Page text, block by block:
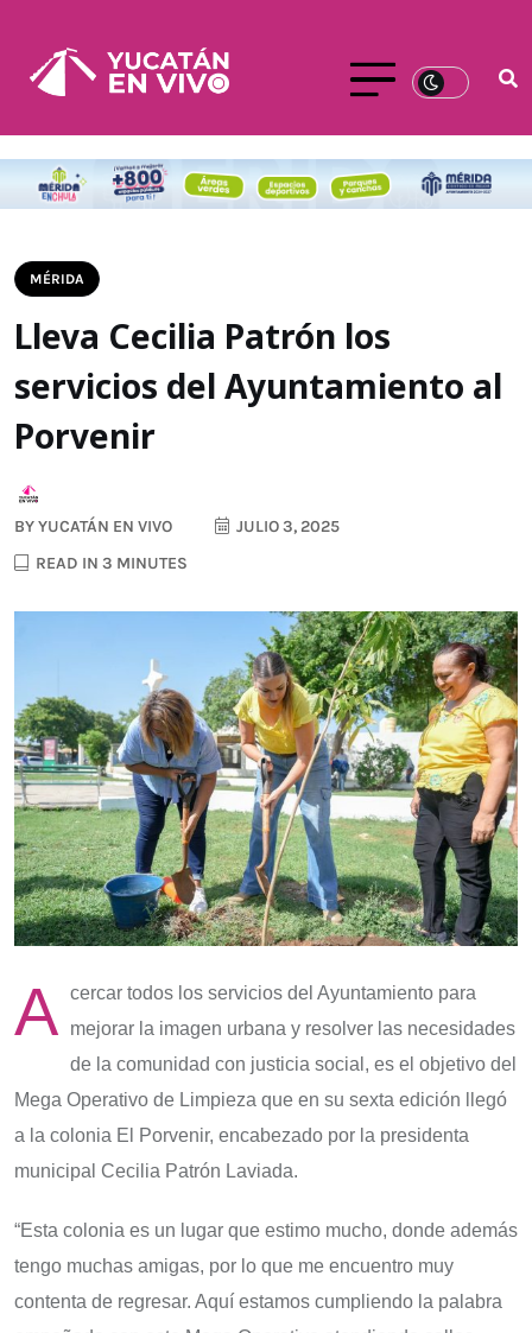
MÉRIDA
Lleva Cecilia Patrón los
servicios del Ayuntamiento al
Porvenir
BYYUCATÁN EN VIVO
JULIO 3, 2025
READ IN 3 MINUTES
A cercar todos los servicios del Ayuntamiento para
mejorar la imagen urbana y resolver las necesidades
de la comunidad con justicia social, es el objetivo del
Mega Operativo de Limpieza que en su sexta edición llegó
a la colonia El Porvenir, encabezado por la presidenta
municipal Cecilia Patrón Laviada.
“Esta colonia es un lugar que estimo mucho, donde además
tengo muchas amigas, por lo que me encuentro muy
contenta de regresar. Aquí estamos cumpliendo la palabra